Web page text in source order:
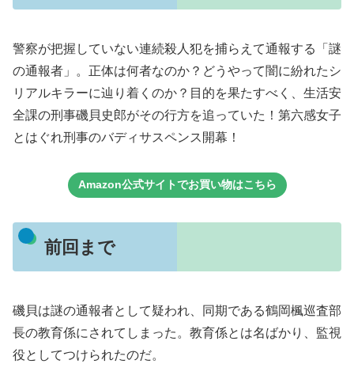
警察が把握していない連続殺人犯を捕らえて通報する「謎
の通報者」。正体は何者なのか？どうやって闇に紛れたシ
リアルキラーに辿り着くのか？目的を果たすべく、生活安
全課の刑事磯貝史郎がその行方を追っていた！第六感女子
とはぐれ刑事のバディサスペンス開幕！
Amazon公式サイトでお買い物はこちら
前回まで
磯貝は謎の通報者として疑われ、同期である鶴岡楓巡査部
長の教育係にされてしまった。教育係とは名ばかり、監視
役としてつけられたのだ。